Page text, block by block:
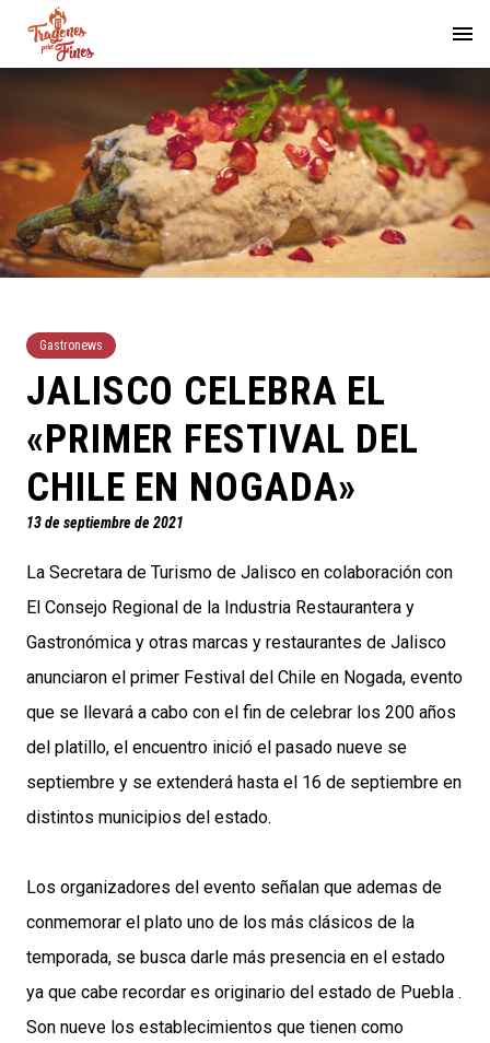
Gastronews
JALISCO CELEBRA EL
«PRIMER FESTIVAL DEL
CHILE EN NOGADA»
13 de septiembre de 2021
La Secretara de Turismo de Jalisco en colaboración con
El Consejo Regional de la Industria Restaurantera y
Gastronómica y otras marcas y restaurantes de Jalisco
anunciaron el primer Festival del Chile en Nogada, evento
que se llevará a cabo con el fin de celebrar los 200 años
del platillo, el encuentro inició el pasado nueve se
septiembre y se extenderá hasta el 16 de septiembre en
distintos municipios del estado.
Los organizadores del evento señalan que ademas de
conmemorar el plato uno de los más clásicos de la
temporada, se busca darle más presencia en el estado
ya que cabe recordar es originario del estado de Puebla .
Son nueve los establecimientos que tienen como